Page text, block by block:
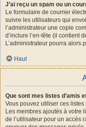
J’ai reçu un spam ou un
Le formulaire de courrier
suivre les utilisateurs qui
l’administrateur une copie
d’inclure l’en-tête (il contient
L’administrateur pourra alors
Haut
Que sont mes listes d’amis
Vous pouvez utiliser ces
Les membres ajoutés à votre
de l’utilisateur pour un accès